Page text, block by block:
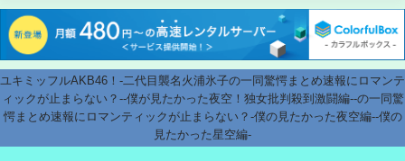
ユキミッフルAKB46！-二代目襲名火浦氷子の一同驚愕まとめ速報にロマンテ
ィックが止まらない？--僕が見たかった夜空！独女批判殺到激闘編--の一同驚
愕まとめ速報にロマンティックが止まらない？-僕の見たかった夜空編--僕の
見たかった星空編-